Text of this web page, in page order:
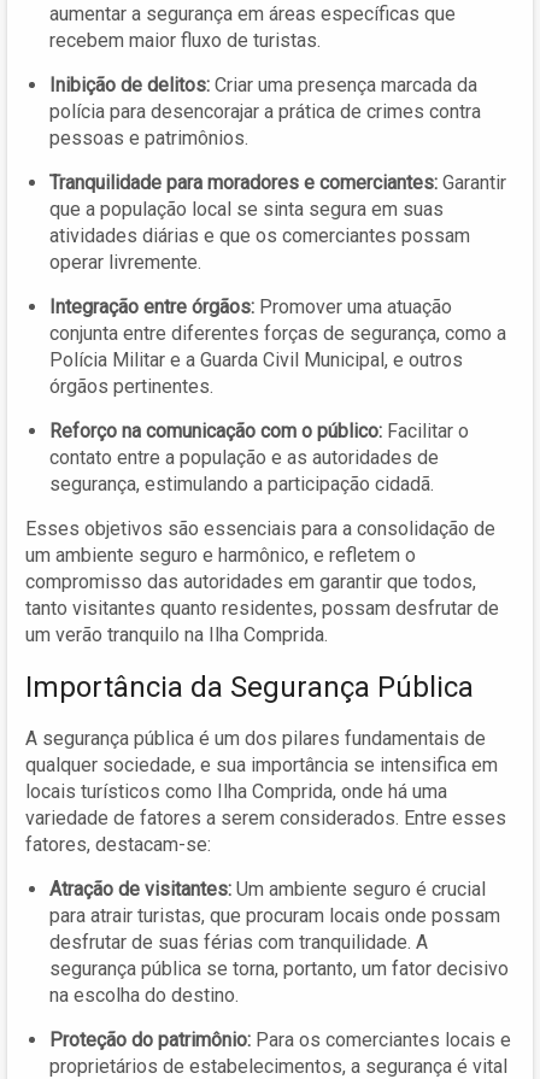
aumentar a segurança em áreas específicas que
recebem maior fluxo de turistas.
Inibição de delitos: Criar uma presença marcada da
polícia para desencorajar a prática de crimes contra
pessoas e patrimônios.
Tranquilidade para moradores e comerciantes: Garantir
que a população local se sinta segura em suas
atividades diárias e que os comerciantes possam
operar livremente.
Integração entre órgãos: Promover uma atuação
conjunta entre diferentes forças de segurança, como a
Polícia Militar e a Guarda Civil Municipal, e outros
órgãos pertinentes.
Reforço na comunicação com o público: Facilitar o
contato entre a população e as autoridades de
segurança, estimulando a participação cidadã.
Esses objetivos são essenciais para a consolidação de
um ambiente seguro e harmônico, e refletem o
compromisso das autoridades em garantir que todos,
tanto visitantes quanto residentes, possam desfrutar de
um verão tranquilo na Ilha Comprida.
Importância da Segurança Pública
A segurança pública é um dos pilares fundamentais de
qualquer sociedade, e sua importância se intensifica em
locais turísticos como Ilha Comprida, onde há uma
variedade de fatores a serem considerados. Entre esses
fatores, destacam-se:
Atração de visitantes: Um ambiente seguro é crucial
para atrair turistas, que procuram locais onde possam
desfrutar de suas férias com tranquilidade. A
segurança pública se torna, portanto, um fator decisivo
na escolha do destino.
Proteção do patrimônio: Para os comerciantes locais e
proprietários de estabelecimentos, a segurança é vital